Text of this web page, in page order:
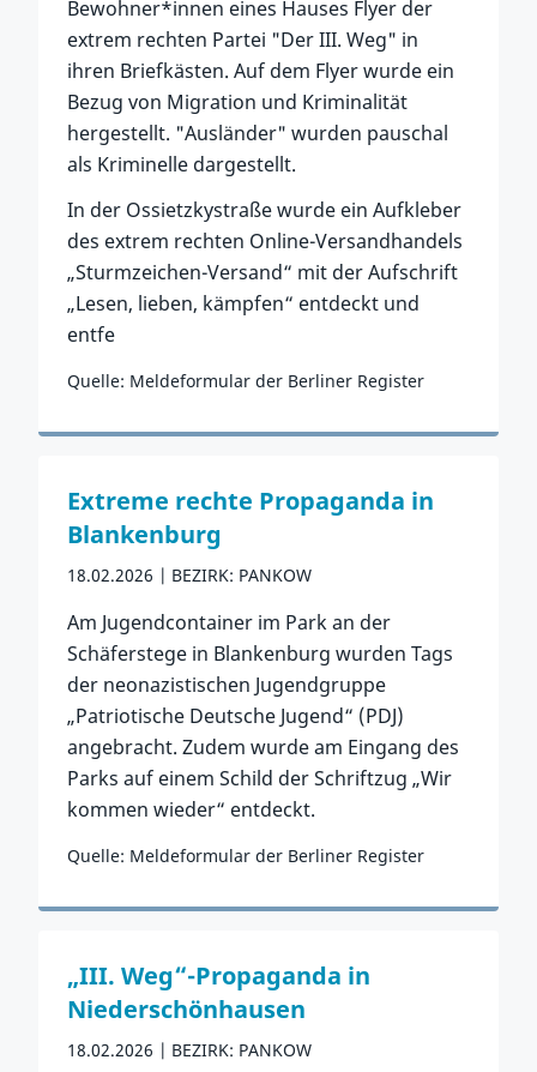
Bewohner*innen eines Hauses Flyer der
extrem rechten Partei "Der III. Weg" in
ihren Briefkästen. Auf dem Flyer wurde ein
Bezug von Migration und Kriminalität
hergestellt. "Ausländer" wurden pauschal
als Kriminelle dargestellt.
In der Ossietzkystraße wurde ein Aufkleber
des extrem rechten Online-Versandhandels
„Sturmzeichen-Versand“ mit der Aufschrift
„Lesen, lieben, kämpfen“ entdeckt und
entfe
Quelle: Meldeformular der Berliner Register
Zum Vorfall
Extreme rechte Propaganda in
Blankenburg
18.02.2026 BEZIRK: PANKOW
Am Jugendcontainer im Park an der
Schäferstege in Blankenburg wurden Tags
der neonazistischen Jugendgruppe
„Patriotische Deutsche Jugend“ (PDJ)
angebracht. Zudem wurde am Eingang des
Parks auf einem Schild der Schriftzug „Wir
kommen wieder“ entdeckt.
Quelle: Meldeformular der Berliner Register
Zum Vorfall
„III. Weg“-Propaganda in
Niederschönhausen
18.02.2026 BEZIRK: PANKOW